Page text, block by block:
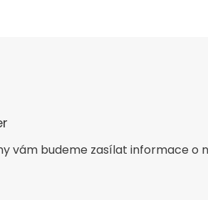
vám budeme zasílat informace o